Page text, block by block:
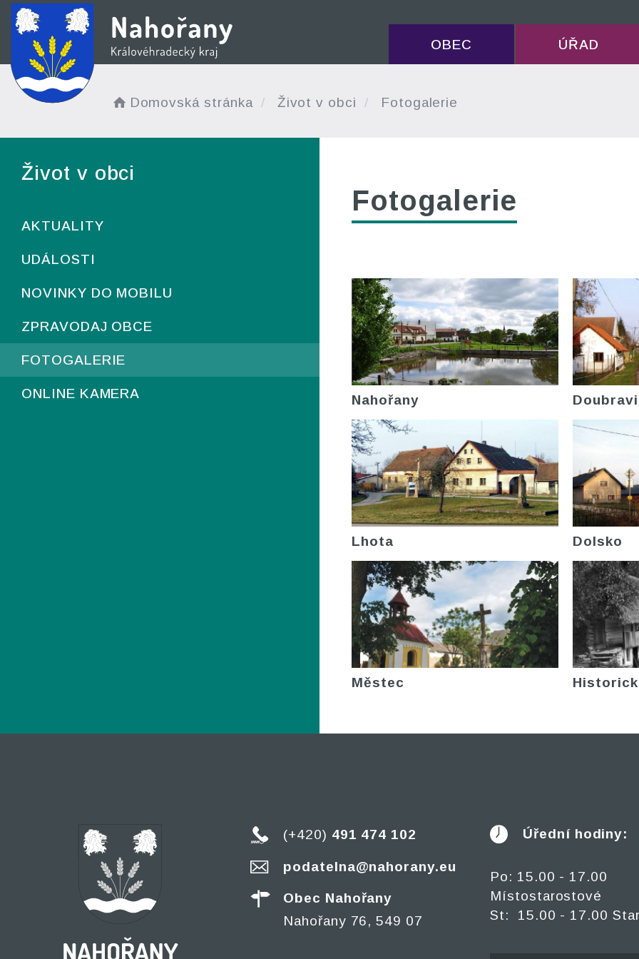
OBEC ÚŘAD
Domovská stránka Život v obci Fotogalerie
Život v obci
AKTUALITY
UDÁLOSTI
NOVINKY DO MOBILU
ZPRAVODAJ OBCE
FOTOGALERIE
ONLINE KAMERA
Fotogalerie
Nahořany
Lhota Dolsko
Městec
(+420) 491 474 102
podatelna@nahorany.eu
Obec Nahořany
Nahořany 76, 549 07
Úřední hodiny:
Po: 15.00 - 17.00
Místostarostové
St: 15.00 - 17.00